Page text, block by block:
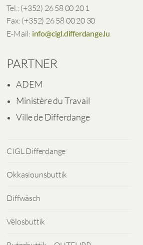
Tel.: (+352) 26 58 00 20 1
Fax: (+352) 26 58 00 20 30
E-Mail: info@cigl.differdange.lu
PARTNER
ADEM
Ministère du Travail
Ville de Differdange
CIGL Differdange
Okkasiounsbuttik
Diffwäsch
Vëlosbuttik